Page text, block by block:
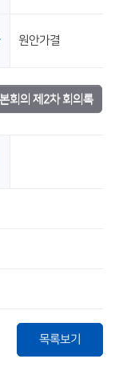
원안가결
회의 제2차 회의록
목록보기